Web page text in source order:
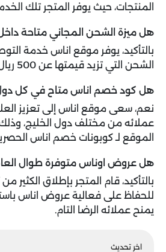
اخر تحديث
المنتجات، حيث يوفر المتجر تلك
هل ميزة الشحن المجاني متاحة
بالتأكيد، يوفر موقع اناس خدمة
الشحن التي تزيد قيمتها عن 500 ريال سعودي.
هل كود خصم اناس متاح في كل دول
نعم، سعى موقع اناس إلى تعزيز
عملائه من مختلف دول الخليج،
الموقع لـ كوبونات خصم اناس
هل عروض اوناس متوفرة طوال
بالتأكيد، قام المتجر بإطلاق
للحفاظ على فعالية عروض اناس
يمنح عملائه الرضا التام.